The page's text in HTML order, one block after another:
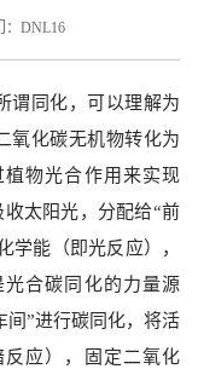
：DNL16
同化，可以理解为
氧化碳无机物转化为
物光合作用来实现
太阳光，分配给“前
学能（即光反应），
合碳同化的力量源
间”进行碳同化，将活
应），固定二氧化